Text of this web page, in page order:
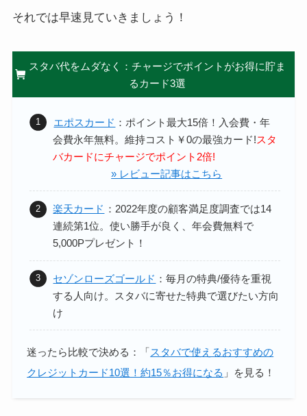
それでは早速見ていきましょう！
スタバ代をムダなく：チャージでポイントがお得に貯ま
るカード3選
エポスカード ：ポイント最大15倍！ 入会費・年
会費永年無料。維持コスト￥0の最強カード!スタ
バカードにチャージでポイント2倍!
» レビュー記事はこちら
楽天カード ：2022年度の顧客満足度調査では14
連続第1位。使い勝手が良く、年会費無料で
5,000Pプレゼント！
セゾンローズゴールド ：毎月の特典/優待を重視
する人向け。スタバに寄せた特典で選びたい方向
け
迷ったら比較で決める：「 スタバで使えるおすすめの
クレジットカード10選！約15％お得になる 」を見る！